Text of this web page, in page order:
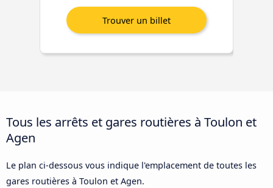
Tous les arrêts et gares routières à Toulon et
Agen
Le plan ci-dessous vous indique l'emplacement de toutes les
gares routières à Toulon et Agen.